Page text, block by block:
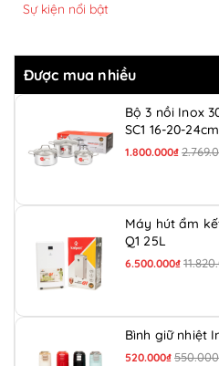
Sự kiện nổi bật
Được mua nhiều
Bộ 3 nồi Inox
SC1 16-20-24cm
1.800.000₫
Máy hút ẩm
Q1 25L
6.500.000₫
Bình giữ nhiệt
520.000₫